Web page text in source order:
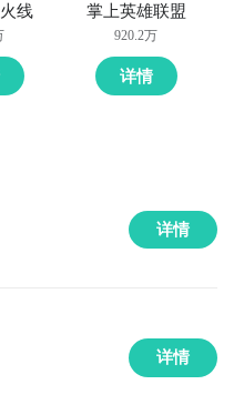
线 掌上英雄联盟
920.2万
详情
详情
详情